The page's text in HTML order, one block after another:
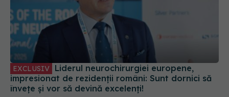
EXCLUSIV Liderul neurochirurgiei europene,
impresionat de rezidenții români: Sunt dornici să
învețe și vor să devină excelenți!
18 sep 2025, 21:47